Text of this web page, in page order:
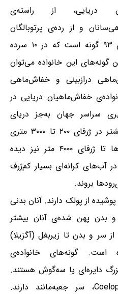
دریایی، از راسته‌ی
و از رده‌ی پرتوبالگان
هستند. این خانواده دربرگیرنده‌ی ۹۳ گونه است که در ۱۰ سرده
گونه‌های این خانواده می‌توان
درازبینی و خفاش‌ماهی
خفاش‌ماهیان دریایی در
سراسر جهان به‌جز دریای
مدیترانه یافت می‌شوند. آنان بیشتر در ژرفای ۲۰۰ تا ۳۰۰۰ متری
زندگی می‌کنند، ولی برخی گونه‌ها تا ژرفای ۴۰۰۰ متر نیز دیده
آب‌های کرانه‌ای بسیار کم‌ژرف
بروند.
از پولک دارند. آنان بدنی
و بدن پهن شده‌ی آنان بیشتر
و بدن تا زیربغل (آگزیلا)
گونه‌های خانواده‌ی
دایره‌ای یا سه‌گوش هستند.
هرچند گونه‌های سرده‌ی Coelophrys، سر جعبه‌مانند دارند.